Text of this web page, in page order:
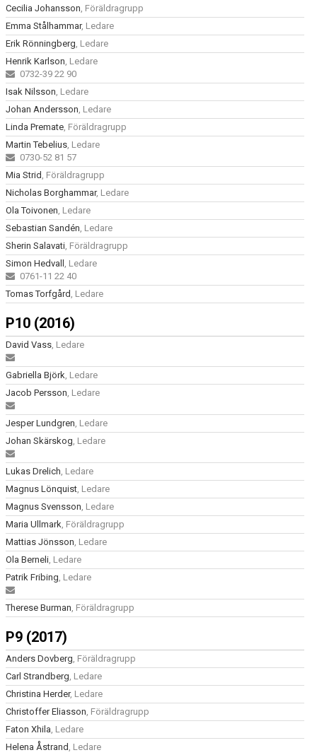
Cecilia Johansson, Föräldragrupp
Emma Stålhammar, Ledare
Erik Rönningberg, Ledare
Henrik Karlson, Ledare
0732-39 22 90
Isak Nilsson, Ledare
Johan Andersson, Ledare
Linda Premate, Föräldragrupp
Martin Tebelius, Ledare
0730-52 81 57
Mia Strid , Föräldragrupp
Nicholas Borghammar, Ledare
Ola Toivonen, Ledare
Sebastian Sandén, Ledare
Sherin Salavati, Föräldragrupp
Simon Hedvall , Ledare
0761-11 22 40
Tomas Torfgård , Ledare
P10 (2016)
David Vass, Ledare
Gabriella Björk, Ledare
Jacob Persson, Ledare
Jesper Lundgren, Ledare
Johan Skärskog, Ledare
Lukas Drelich, Ledare
Magnus Lönquist, Ledare
Magnus Svensson, Ledare
Maria Ullmark, Föräldragrupp
Mattias Jönsson, Ledare
Ola Berneli, Ledare
Patrik Fribing, Ledare
Therese Burman, Föräldragrupp
P9 (2017)
Anders Dovberg, Föräldragrupp
Carl Strandberg, Ledare
Christina Herder, Ledare
Christoffer Eliasson, Föräldragrupp
Faton Xhila, Ledare
Helena Åstrand , Ledare